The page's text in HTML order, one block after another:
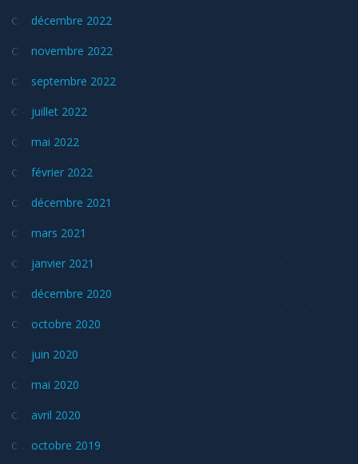
décembre 2022
novembre 2022
septembre 2022
juillet 2022
mai 2022
février 2022
décembre 2021
mars 2021
janvier 2021
décembre 2020
octobre 2020
juin 2020
mai 2020
avril 2020
octobre 2019